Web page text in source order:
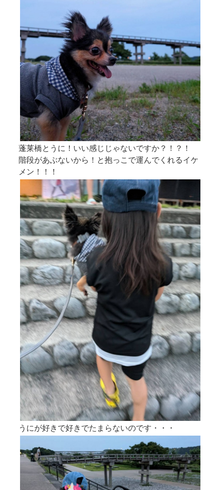
蓬莱橋とうに！いい感じじゃないですか？！？！
階段があぶないから！と抱っこで運んでくれるイケ
メン！！！
うにが好きで好きでたまらないのです・・・